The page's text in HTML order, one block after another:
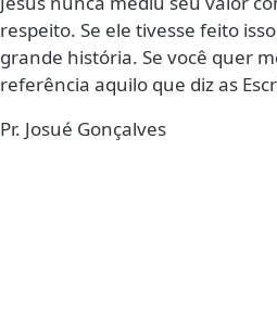
respeito. Se ele tivesse feito
grande história. Se você quer
referência aquilo que diz as
Pr. Josué Gonçalves